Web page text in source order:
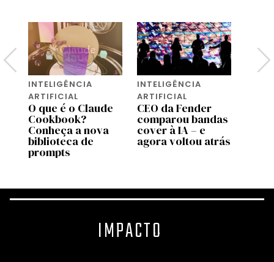
INTELIGÊNCIA
ARTIFICIAL
O que é o Claude
Cookbook?
Conheça a nova
biblioteca de
prompts
INTELIGÊNCIA
ARTIFICIAL
CEO da Fender
comparou bandas
cover à IA – e
agora voltou atrás
IMPACTO